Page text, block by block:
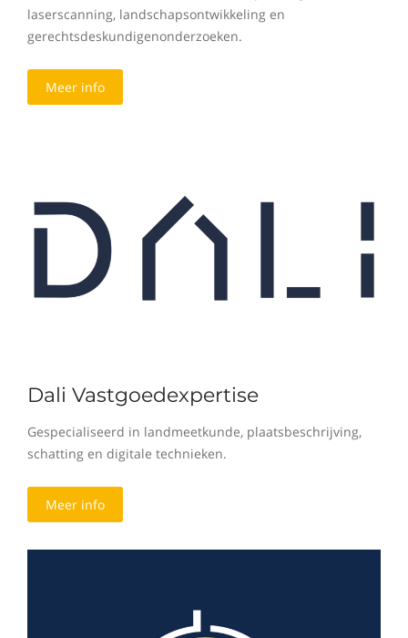
laserscanning, landschapsontwikkeling en
gerechtsdeskundigenonderzoeken.
Meer info
Dali Vastgoedexpertise
Gespecialiseerd in landmeetkunde, plaatsbeschrijving,
schatting en digitale technieken.
Meer info